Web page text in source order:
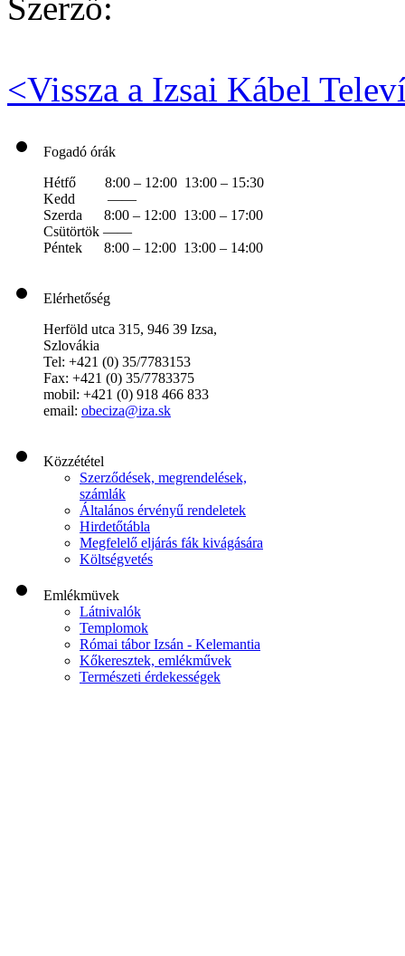
<Vissza a Izsai Kábel
Fogadó órák
Hétfő 8:00 – 12:00 13:00 – 15:30
Kedd ——
Szerda 8:00 – 12:00 13:00 – 17:00
Csütörtök ——
Péntek 8:00 – 12:00 13:00 – 14:00
Elérhetőség
Herföld utca 315, 946 39 Izsa,
Szlovákia
Tel: +421 (0) 35/7783153
Fax: +421 (0) 35/7783375
mobil: +421 (0) 918 466 833
email: obeciza@iza.sk
Közzététel
Szerződések, megrendelések,
számlák
Általános érvényű rendeletek
Hirdetőtábla
Megfelelő eljárás fák kivágására
Költségvetés
Emlékmüvek
Látnivalók
Templomok
Római tábor Izsán - Kelemantia
Kőkeresztek, emlékművek
Természeti érdekességek